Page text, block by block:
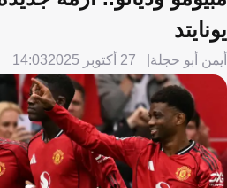
يونايتد
أيمن أبو حجلة 27 أكتوبر 2025 14:03